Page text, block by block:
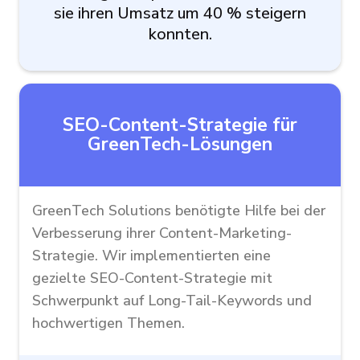
sie ihren Umsatz um 40 % steigern
konnten.
SEO-Content-Strategie für
GreenTech-Lösungen
GreenTech Solutions benötigte Hilfe bei der
Verbesserung ihrer Content-Marketing-
Strategie. Wir implementierten eine
gezielte SEO-Content-Strategie mit
Schwerpunkt auf Long-Tail-Keywords und
hochwertigen Themen.